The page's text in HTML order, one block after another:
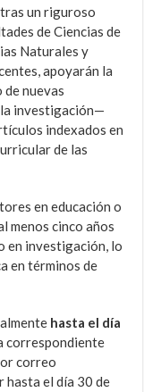
un riguroso
de Ciencias de
Naturales y
apoyarán la
nuevas
investigación—
indexados en
de las
en educación o
menos cinco años
en investigación, lo
en términos de
hasta el día
correspondiente
correo
hasta el día 30 de